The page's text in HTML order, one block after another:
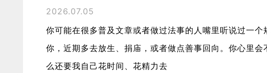
2026.07.05
你可能在很多普及文章或者做过法事的人嘴里听说过一
你，近期多去放生、捐庙，或者做点善事回向。你心里
么还要我自己花时间、花精力去